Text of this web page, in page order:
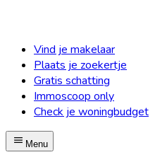
Vind je makelaar
Plaats je zoekertje
Gratis schatting
Immoscoop only
Check je woningbudget
Menu